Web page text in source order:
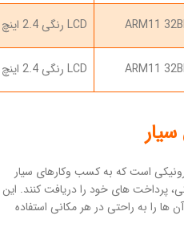
ARM11 LCD رنگی 2.4 اینچ
ARM11 LCD رنگی 2.4 اینچ
است که به کسب وکارهای سیار
پرداخت های خود را دریافت کنند. این
را به راحتی در هر مکانی استفاده